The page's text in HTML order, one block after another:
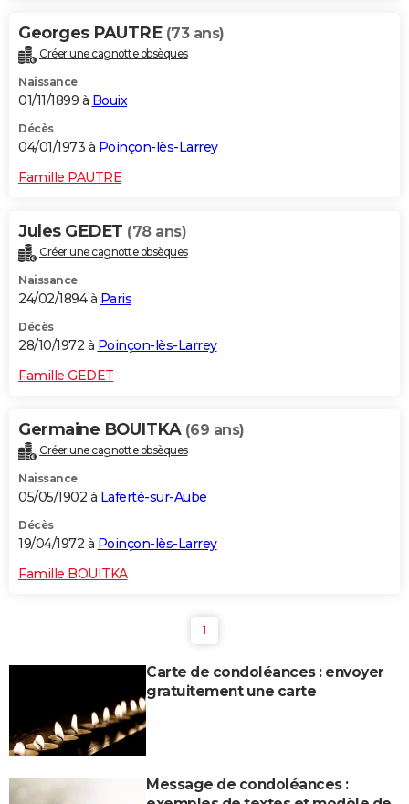
Georges PAUTRE (73 ans)
Créer une cagnotte obsèques
Naissance
01/11/1899 à Bouix
Décès
04/01/1973 à Poinçon-lès-Larrey
Famille PAUTRE
Jules GEDET (78 ans)
Créer une cagnotte obsèques
Naissance
24/02/1894 à Paris
Décès
28/10/1972 à Poinçon-lès-Larrey
Famille GEDET
Germaine BOUITKA (69 ans)
Créer une cagnotte obsèques
Naissance
05/05/1902 à Laferté-sur-Aube
Décès
19/04/1972 à Poinçon-lès-Larrey
Famille BOUITKA
1
Carte de condoléances : envoyer
gratuitement une carte
Message de condoléances :